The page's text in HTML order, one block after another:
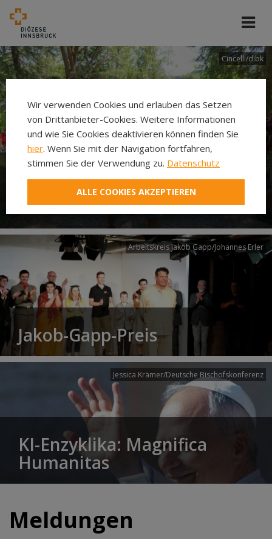
Cincelli/dibk
Neuer Pilgerweg Via
Laudato si’
Arbeitskreis Jakob Gapp/Johannes Erler
Jakob-Gapp-Preis
Jessica Krämer/Deutsche Bischofskonferenz
KI-Enzyklika: Magnifica
Humanitas
Meldungen
Wir verwenden Cookies und erlauben das Setzen
von Drittanbieter-Cookies. Weitere Informationen
und wie Sie Cookies deaktivieren können finden Sie
hier. Wenn Sie mit der Navigation fortfahren,
stimmen Sie der Verwendung zu. Datenschutz
ALLE COOKIES AKZEPTIEREN